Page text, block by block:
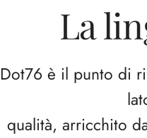
La
Dot76 è il punto di
qualità, arricchito